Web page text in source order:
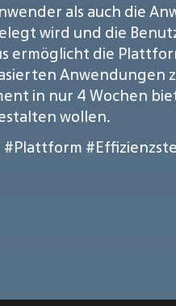
als auch die
wird und die
die
Anwendungen
in nur 4 Wochen
wollen.
#Plattform